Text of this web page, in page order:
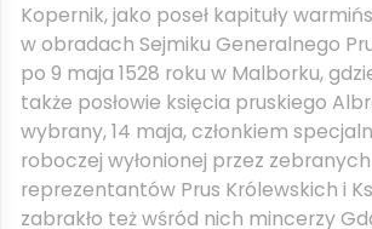
Kopernik, jako poseł kapituły
w obradach Sejmiku Generalnego
po 9 maja 1528 roku w Malborku,
także posłowie księcia pruskiego
wybrany, 14 maja, członkiem
roboczej wyłonionej przez
reprezentantów Prus Królewskich i
zabrakło też wśród nich mincerzy